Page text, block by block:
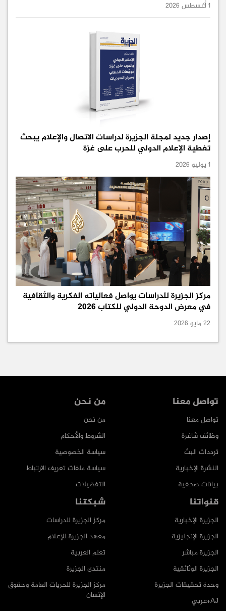
1 أغسطس 2026
إصدار جديد لمجلة الجزيرة لدراسات الاتصال والإعلام يبحث
تغطية الإعلام الدولي للحرب على غزة
1 يوليو 2026
مركز الجزيرة للدراسات يواصل فعالياته الفكرية والثقافية
في معرض الدوحة الدولي للكتاب 2026
22 مايو 2026
من نحن
من نحن
الشروط والأحكام
سياسة الخصوصية
سياسة ملفات تعريف الارتباط
التفضيلات
تواصل معنا
تواصل معنا
وظائف شاغرة
ترددات البث
النشرة الإخبارية
بيانات صحفية
شبكتنا
مركز الجزيرة للدراسات
معهد الجزيرة للإعلام
تعلم العربية
منتدى الجزيرة
مركز الجزيرة للحريات العامة وحقوق
الإنسان
قنواتنا
الجزيرة الإخبارية
الجزيرة الإنجليزية
الجزيرة مباشر
الجزيرة الوثائقية
وحدة تحقيقات الجزيرة
AJ+عربي